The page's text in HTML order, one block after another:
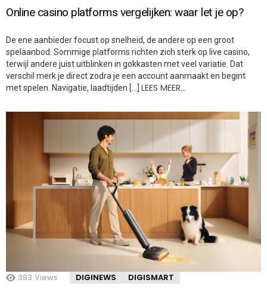
Online casino platforms vergelijken: waar let je op?
De ene aanbieder focust op snelheid, de andere op een groot
spelaanbod. Sommige platforms richten zich sterk op live casino,
terwijl andere juist uitblinken in gokkasten met veel variatie. Dat
verschil merk je direct zodra je een account aanmaakt en begint
met spelen. Navigatie, laadtijden […] LEES MEER…
383 Views DIGINEWS DIGISMART